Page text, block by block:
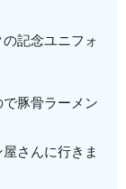
記念ユニフォ
豚骨ラーメン
さんに行きま